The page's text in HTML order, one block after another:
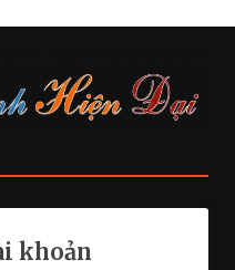
khoản